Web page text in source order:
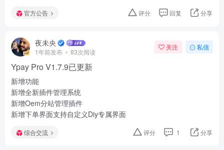
官方公告 评分 回复 分享
夜未央
1年前发布 83次阅读
关注 私信
Ypay Pro V1.7.9已更新
新增功能
新增全新插件管理系统
新增Oem分站管理插件
新增下单界面支持自定义Diy专属界面
综合交流 评分 1 分享